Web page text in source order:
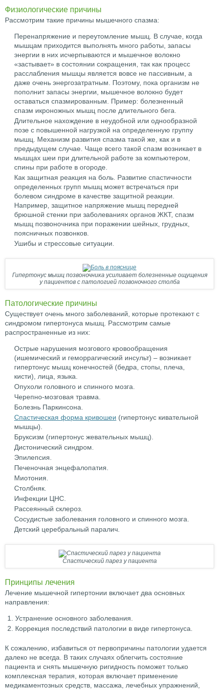
Физиологические причины
Рассмотрим такие причины мышечного спазма:
Перенапряжение и переутомление мышц. В случае, когда
мышцам приходится выполнять много работы, запасы
энергии в них исчерпываются и мышечное волокно
«застывает» в состоянии сокращения, так как процесс
расслабления мышцы является вовсе не пассивным, а
даже очень энергозатратным. Поэтому, пока организм не
пополнит запасы энергии, мышечное волокно будет
оставаться спазмированным. Пример: болезненный
спазм икроножных мышц после длительного бега.
Длительное нахождение в неудобной или однообразной
позе с повышенной нагрузкой на определенную группу
мышц. Механизм развития спазма такой же, как и в
предыдущем случае. Чаще всего такой спазм возникает в
мышцах шеи при длительной работе за компьютером,
спины при работе в огороде.
Как защитная реакция на боль. Развитие спастичности
определенных групп мышц может встречаться при
болевом синдроме в качестве защитной реакции.
Например, защитное напряжение мышц передней
брюшной стенки при заболеваниях органов ЖКТ, спазм
мышц позвоночника при поражении шейных, грудных,
поясничных позвонков.
Ушибы и стрессовые ситуации.
Гипертонус мышц позвоночника усиливает болезненные ощущения
у пациентов с патологией позвоночного столба
Патологические причины
Существует очень много заболеваний, которые протекают с
синдромом гипертонуса мышц. Рассмотрим самые
распространенные из них:
Острые нарушения мозгового кровообращения
(ишемический и геморрагический инсульт) – возникает
гипертонус мышц конечностей (бедра, стопы, плеча,
кисти), лица, языка.
Опухоли головного и спинного мозга.
Черепно-мозговая травма.
Болезнь Паркинсона.
Спастическая форма кривошеи (гипертонус кивательной
мышцы).
Бруксизм (гипертонус жевательных мышц).
Дистонический синдром.
Эпилепсия.
Печеночная энцефалопатия.
Миотония.
Столбняк.
Инфекции ЦНС.
Рассеянный склероз.
Сосудистые заболевания головного и спинного мозга.
Детский церебральный паралич.
Спастический парез у пациента
Принципы лечения
Лечение мышечной гипертонии включает два основных
направления:
Устранение основного заболевания.
Коррекция последствий патологии в виде гипертонуса.
К сожалению, избавиться от первопричины патологии удается
далеко не всегда. В таких случаях облегчить состояние
пациента и снять мышечную ригидность поможет только
комплексная терапия, которая включает применение
медикаментозных средств, массажа, лечебных упражнений,